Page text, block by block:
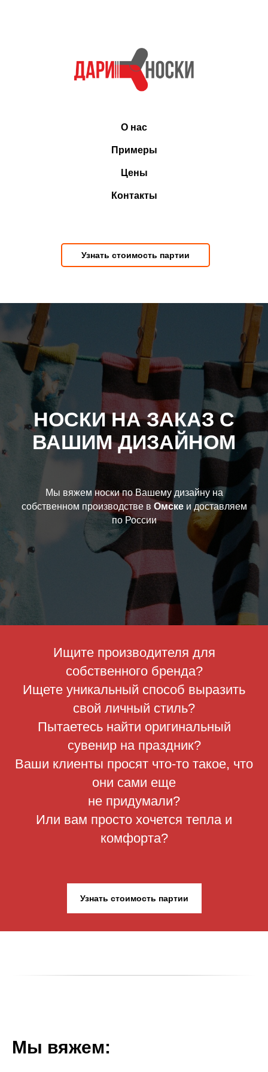
О нас
Примеры
Цены
Контакты
Узнать стоимость партии
НОСКИ НА ЗАКАЗ С
ВАШИМ ДИЗАЙНОМ
Мы вяжем носки по Вашему дизайну на
собственном производстве в Омскеи доставляем
по России
Ищите производителя для
собственного бренда?
Ищете уникальный способ выразить
свой личный стиль?
Пытаетесь найти оригинальный
сувенир на праздник?
Ваши клиенты просят что-то такое, что
они сами еще
не придумали?
Или вам просто хочется тепла и
комфорта?
Узнать стоимость партии
Мы вяжем: